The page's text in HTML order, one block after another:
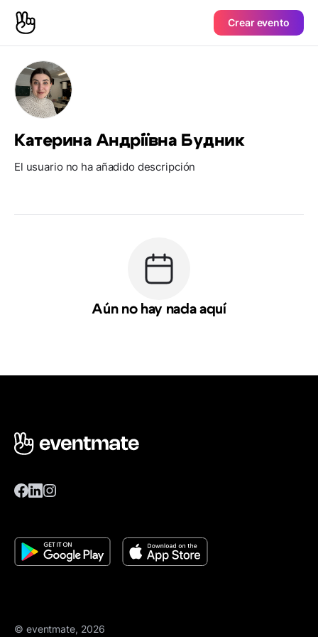
Crear evento
Катерина Андріївна Будник
El usuario no ha añadido descripción
Aún no hay nada aquí
© eventmate, 2026